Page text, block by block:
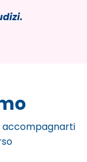
accompagnarti